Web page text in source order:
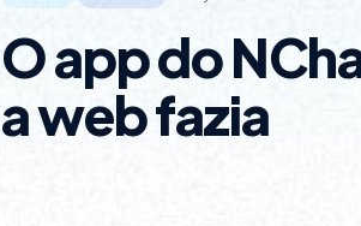
O app do
a web fazia